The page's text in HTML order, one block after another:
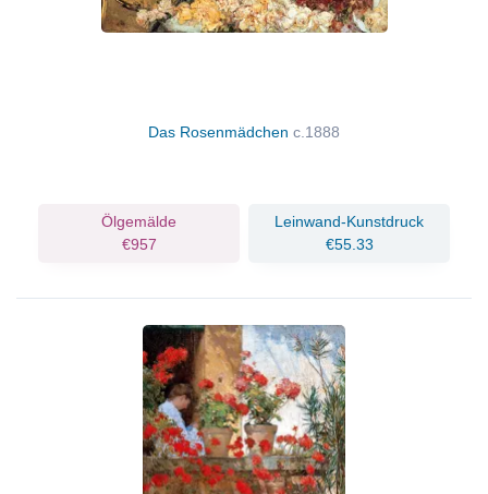
Das Rosenmädchen c.1888
Ölgemälde
€957
Leinwand-Kunstdruck
€55.33